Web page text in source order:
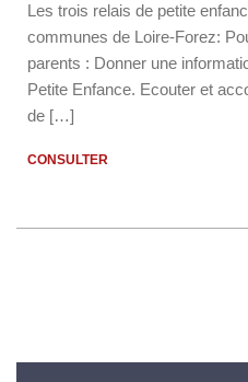
Les trois relais de petite
communes de Loire-Forez:
parents : Donner une
Petite Enfance. Ecouter et
de […]
CONSULTER